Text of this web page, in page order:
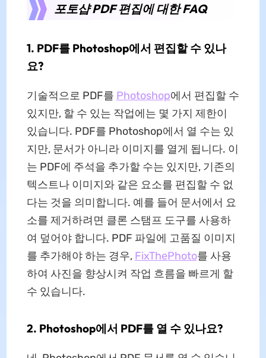
포토샵 PDF 편집에 대한 FAQ
1. PDF를 Photoshop에서 편집할 수 있나
요?
기술적으로 PDF를 Photoshop에서 편집할 수
있지만, 할 수 있는 작업에는 몇 가지 제한이
있습니다. PDF를 Photoshop에서 열 수는 있
지만, 문서가 아니라 이미지를 열게 됩니다. 이
는 PDF에 주석을 추가할 수는 있지만, 기존의
텍스트나 이미지와 같은 요소를 편집할 수 없
다는 것을 의미합니다. 예를 들어 문서에서 요
소를 제거하려면 클론 스탬프 도구를 사용하
여 덮어야 합니다. PDF 파일에 고품질 이미지
를 추가해야 하는 경우, FixThePhoto를 사용
하여 사진을 향상시켜 작업 흐름을 빠르게 할
수 있습니다.
2. Photoshop에서 PDF를 열 수 있나요?